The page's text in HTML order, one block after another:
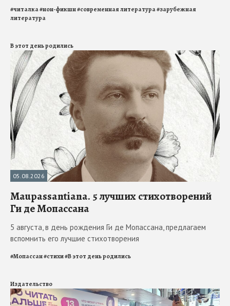
#читалка#нон-фикшн#современная литература#зарубежная
литература
В этот день родились
05.08.2026
Maupassantiana. 5 лучших стихотворений
Ги де Мопассана
5 августа, в день рождения Ги де Мопассана, предлагаем
вспомнить его лучшие стихотворения
#Мопассан#стихи#В этот день родились
Издательство